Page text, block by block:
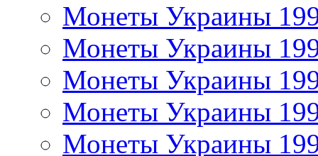
Монеты Украины
Монеты Украины
Монеты Украины
Монеты Украины
Монеты Украины